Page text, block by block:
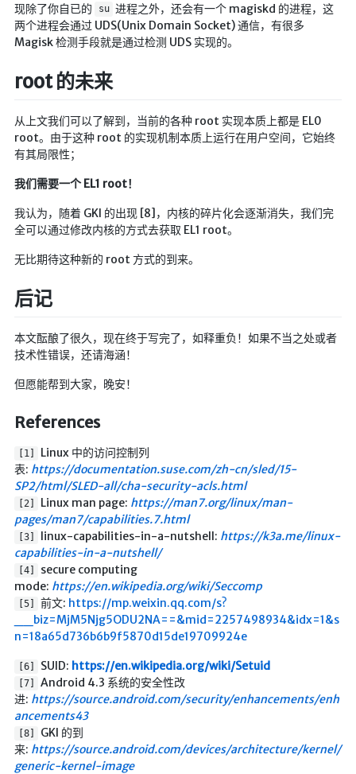
现除了你自已的
su 进程之外，还会有一个 magiskd 的进程，这
两个进程会通过 UDS(Unix Domain Socket) 通信，有很多
Magisk 检测手段就是通过检测 UDS 实现的。
root 的未来
从上文我们可以了解到，当前的各种 root 实现本质上都是 EL0
root。由于这种 root 的实现机制本质上运行在用户空间，它始终
有其局限性；
我们需要一个 EL1 root！
我认为，随着 GKI 的出现 [8]，内核的碎片化会逐渐消失，我们完
全可以通过修改内核的方式去获取 EL1 root。
无比期待这种新的 root 方式的到来。
后记
本文酝酿了很久，现在终于写完了，如释重负！如果不当之处或者
技术性错误，还请海涵！
但愿能帮到大家，晚安！
References
[1]
Linux 中的访问控制列
表: https://documentation.suse.com/zh-cn/sled/15-
SP2/html/SLED-all/cha-security-acls.html
[2] Linux man page: https://man7.org/linux/man-
pages/man7/capabilities.7.html
[3] linux-capabilities-in-a-nutshell: https://k3a.me/linux-
capabilities-in-a-nutshell/
[4]
secure computing
mode: https://en.wikipedia.org/wiki/Seccomp
[5] 前文: https://mp.weixin.qq.com/s?
__biz=MjM5Njg5ODU2NA==&mid=2257498934&idx=1&s
n=18a65d736b6b9f5870d15de19709924e
[6] SUID: https://en.wikipedia.org/wiki/Setuid
[7]
Android 4.3 系统的安全性改
进: https://source.android.com/security/enhancements/enh
ancements43
[8]
GKI 的到
来: https://source.android.com/devices/architecture/kernel/
generic-kernel-image